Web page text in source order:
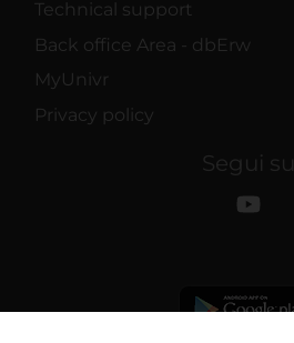
Technical support
Back office Area - dbErw
MyUnivr
Privacy policy
Segui su